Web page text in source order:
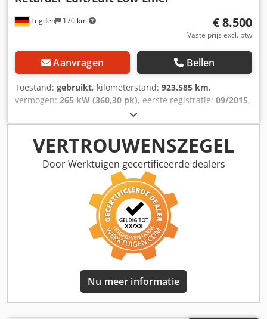
Legden 170 km € 8.500
Vaste prijs excl. btw
Aanvragen Bellen
Toestand: gebruikt, kilometerstand: 923.585 km,
vermogen: 265 kW (360,30 pk), eerste registratie: 09/2015,
, totaalgewicht:
asconfiguratie:2 assen, remmen:retarder, kleur:groen,
soort overbrenging:automatisch, emissieklasse: Euro 6
Uitrusting:ABS, airconditioning, elektronisch
stabiliteitsprogramma (ESP), navigatiesysteem,
, * MAN Truck Advanced Media Radio *
Navigatie, Bluetooth en handsfree systeem *
Boordcomputer met multifunctioneel stuurwiel Crodpfx
Adovhvtqoref * Standkachel ----* Afstandsregelassistent *
Noodremassistent * Rijstrookassistent * Wegrijassistent op
helling ----* Luchtvering * Retarder *
Differentieelvergrendeling op de achteras WhatsApp-
ondersteuning beschikbaar! Heeft u vragen over het
voertuig of wilt u meer informatie? Neem dan gerust
contact met ons op via WhatsApp. WhatsApp WhatsApp ----
Voertuignummer/Vehicle: 8845----Fouten en tussenverkoop
VERTROUWENSZEGEL
Door Werktuigen gecertificeerde dealers
Nu meer informatie